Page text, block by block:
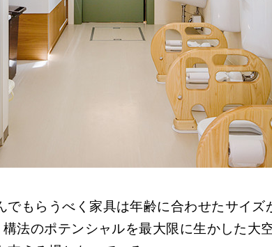
もらうべく家具は年齢に合わせたサイズ
法のポテンシャルを最大限に生かした大